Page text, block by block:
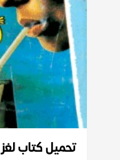
تحميل كتاب لغز